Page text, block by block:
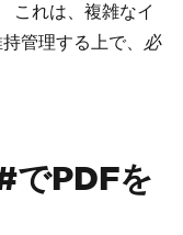
これは、複雑なイ
管理する上で、
必
でPDFを